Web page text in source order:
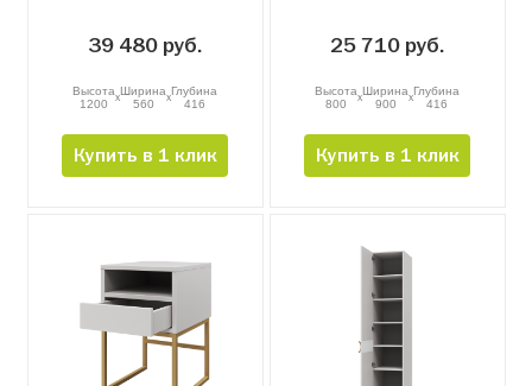
39 480 руб.
Высота
1200
xШирина
560
xГлубина
416
Купить в 1 клик
25 710 руб.
Высота
800
xШирина
900
xГлубина
416
Купить в 1 клик